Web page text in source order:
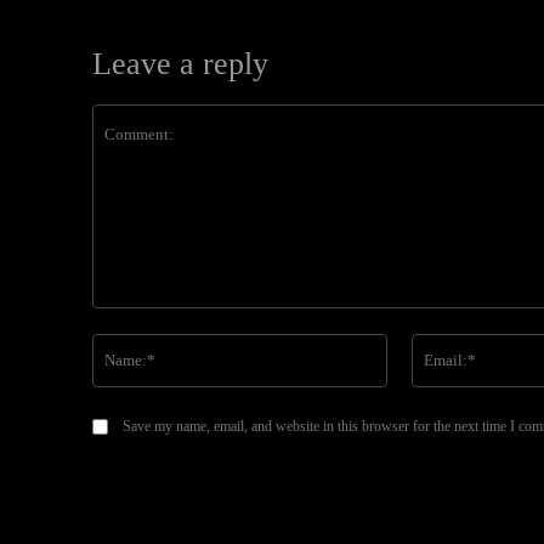
Leave a reply
Save my name, email, and website in this browser for the next time I